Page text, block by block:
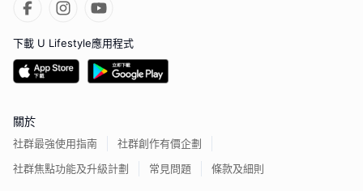
下載 U Lifestyle應用程式
關於
社群最強使用指南
社群創作有價企劃
社群焦點功能及升級計劃
常見問題 條款及細則